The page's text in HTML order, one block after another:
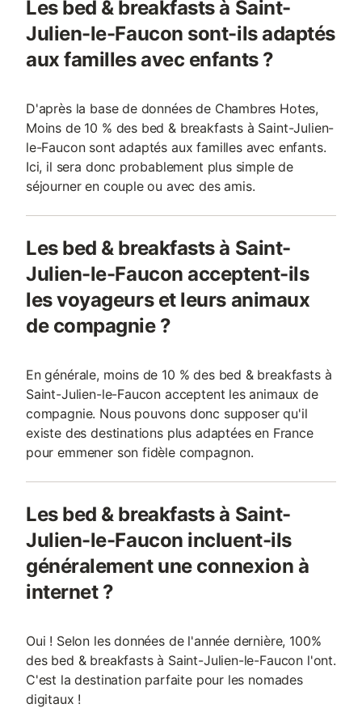
Giverny avec un es
Les bed & breakfasts à Saint-
Julien-le-Faucon sont-ils adaptés
aux familles avec enfants ?
D'après la base de données de Chambres Hotes,
Moins de 10 % des bed & breakfasts à Saint-Julien-
le-Faucon sont adaptés aux familles avec enfants.
Ici, il sera donc probablement plus simple de
séjourner en couple ou avec des amis.
Les bed & breakfasts à Saint-
Julien-le-Faucon acceptent-ils
les voyageurs et leurs animaux
de compagnie ?
En générale, moins de 10 % des bed & breakfasts à
Saint-Julien-le-Faucon acceptent les animaux de
compagnie. Nous pouvons donc supposer qu'il
existe des destinations plus adaptées en France
pour emmener son fidèle compagnon.
Les bed & breakfasts à Saint-
Julien-le-Faucon incluent-ils
généralement une connexion à
internet ?
Oui ! Selon les données de l'année dernière, 100%
des bed & breakfasts à Saint-Julien-le-Faucon l'ont.
C'est la destination parfaite pour les nomades
digitaux !